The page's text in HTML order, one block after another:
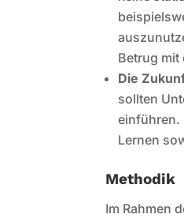
Betrug mit
Die
sollten
einführen.
Lernen
Methodik
Im Rahmen